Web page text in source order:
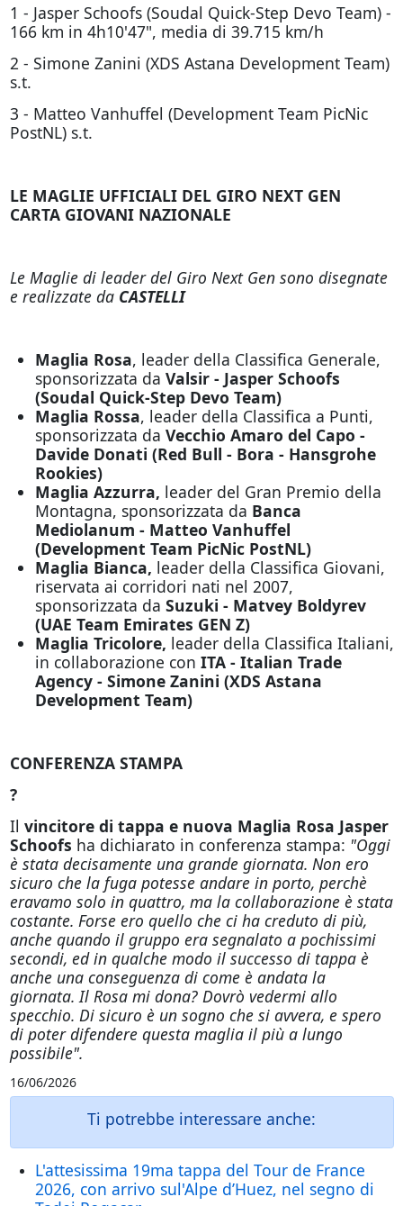
1 - Jasper Schoofs (Soudal Quick-Step Devo Team) -
166 km in 4h10'47", media di 39.715 km/h
2 - Simone Zanini (XDS Astana Development Team)
s.t.
3 - Matteo Vanhuffel (Development Team PicNic
PostNL) s.t.
LE MAGLIE UFFICIALI DEL GIRO NEXT GEN
CARTA GIOVANI NAZIONALE
Le Maglie di leader del Giro Next Gen sono disegnate
e realizzate da CASTELLI
Maglia Rosa, leader della Classifica Generale,
sponsorizzata da Valsir - Jasper Schoofs
(Soudal Quick-Step Devo Team)
Maglia Rossa, leader della Classifica a Punti,
sponsorizzata da Vecchio Amaro del Capo -
Davide Donati (Red Bull - Bora - Hansgrohe
Rookies)
Maglia Azzurra, leader del Gran Premio della
Montagna, sponsorizzata da Banca
Mediolanum - Matteo Vanhuffel
(Development Team PicNic PostNL)
Maglia Bianca, leader della Classifica Giovani,
riservata ai corridori nati nel 2007,
sponsorizzata da Suzuki - Matvey Boldyrev
(UAE Team Emirates GEN Z)
Maglia Tricolore, leader della Classifica Italiani,
in collaborazione con ITA - Italian Trade
Agency - Simone Zanini (XDS Astana
Development Team)
CONFERENZA STAMPA
?
Il vincitore di tappa e nuova Maglia Rosa Jasper
Schoofs ha dichiarato in conferenza stampa: "Oggi
è stata decisamente una grande giornata. Non ero
sicuro che la fuga potesse andare in porto, perchè
eravamo solo in quattro, ma la collaborazione è stata
costante. Forse ero quello che ci ha creduto di più,
anche quando il gruppo era segnalato a pochissimi
secondi, ed in qualche modo il successo di tappa è
anche una conseguenza di come è andata la
giornata. Il Rosa mi dona? Dovrò vedermi allo
specchio. Di sicuro è un sogno che si avvera, e spero
di poter difendere questa maglia il più a lungo
possibile".
16/06/2026
Ti potrebbe interessare anche:
L'attesissima 19ma tappa del Tour de France
2026, con arrivo sul'Alpe d’Huez, nel segno di